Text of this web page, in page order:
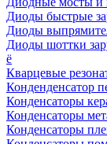
Диоды быстрые
Диоды
Диоды шоттки
ё
Кварцевые
Конденденсатор
Конденсаторы
Конденсаторы
Конденсаторы